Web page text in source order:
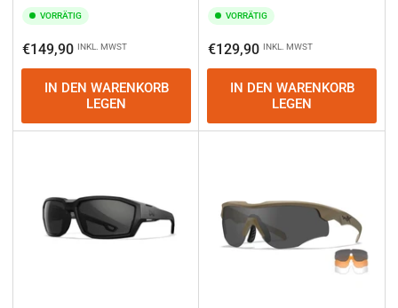
VORRÄTIG
Normaler
Preis
€149,90 INKL. MWST
IN DEN WARENKORB
LEGEN
VORRÄTIG
Normaler
Preis
€129,90 INKL. MWST
IN DEN WARENKORB
LEGEN